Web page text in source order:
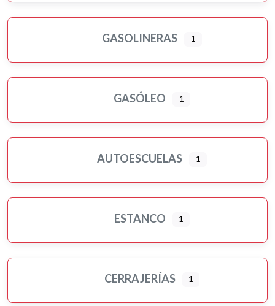
GASOLINERAS 1
GASÓLEO 1
AUTOESCUELAS 1
ESTANCO 1
CERRAJERÍAS 1